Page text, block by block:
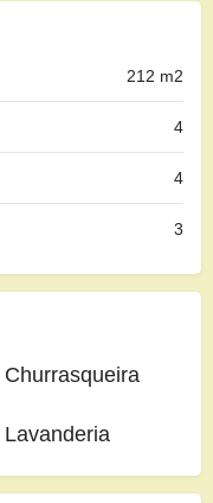
212 m2
4
4
3
Churrasqueira
Lavanderia